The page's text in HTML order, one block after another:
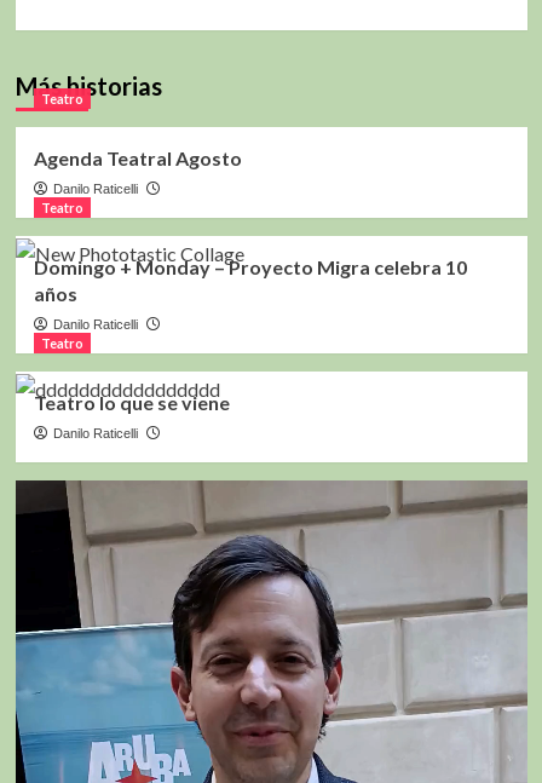
Más historias
Teatro
Agenda Teatral Agosto
Danilo Raticelli
Teatro
Domingo + Monday – Proyecto Migra celebra 10
años
Danilo Raticelli
Teatro
Teatro lo que se viene
Danilo Raticelli